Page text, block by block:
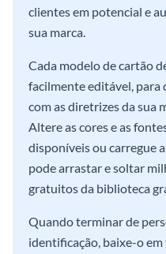
clientes em potencial e
sua marca.
Cada modelo de cartão
facilmente editável, para
com as diretrizes da sua
Altere as cores e as
disponíveis ou carregue
pode arrastar e soltar
gratuitos da biblioteca
Quando terminar de
identificação, baixe-o